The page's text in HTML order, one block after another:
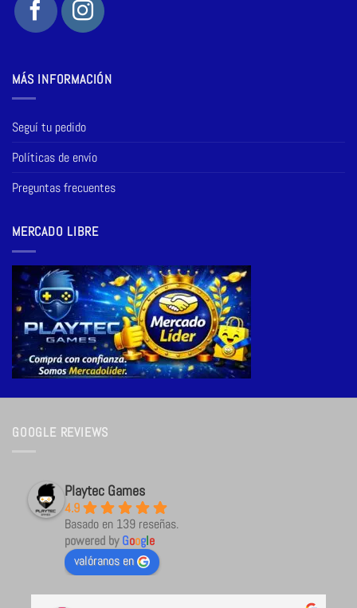
MÁS INFORMACIÓN
Seguí tu pedido
Políticas de envío
Preguntas frecuentes
MERCADO LIBRE
GOOGLE REVIEWS
Playtec Games
4.9
Basado en 139 reseñas.
powered byGoogle
valóranos en